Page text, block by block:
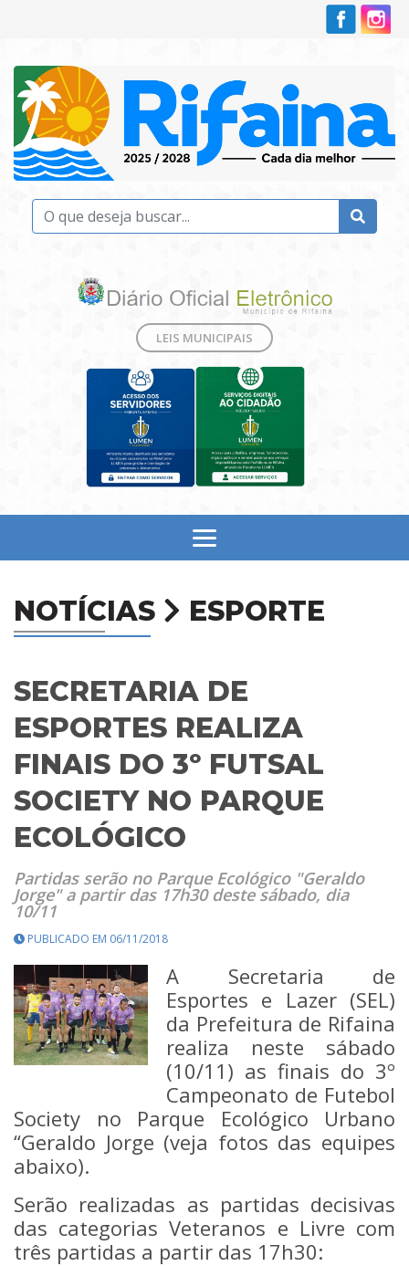
LEIS MUNICIPAIS
NOTÍCIAS ESPORTE
SECRETARIA DE
ESPORTES REALIZA
FINAIS DO 3º FUTSAL
SOCIETY NO PARQUE
ECOLÓGICO
Partidas serão no Parque Ecológico "Geraldo
Jorge" a partir das 17h30 deste sábado, dia
10/11
PUBLICADO EM 06/11/2018
A Secretaria de
Esportes e Lazer (SEL)
da Prefeitura de Rifaina
realiza neste sábado
(10/11) as finais do 3º
Campeonato de Futebol
Society no Parque Ecológico Urbano
“Geraldo Jorge (veja fotos das equipes
abaixo).
Serão realizadas as partidas decisivas
das categorias Veteranos e Livre com
três partidas a partir das 17h30: